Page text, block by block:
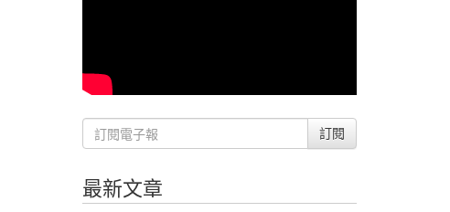
訂閱
最新文章